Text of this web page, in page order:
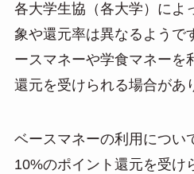
各大学生協（各大学）によ
象や還元率は異なるようで
ースマネーや学食マネーを
還元を受けられる場合があ
ベースマネーの利用につい
10%のポイント還元を受け